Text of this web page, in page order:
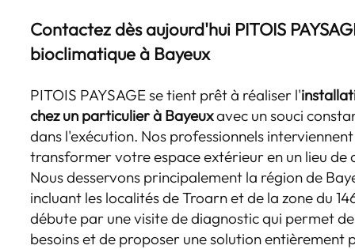
Contactez dès aujourd'hui PITOIS
bioclimatique à Bayeux
PITOIS PAYSAGE se tient prêt à réaliser l'
chez un particulier à Bayeuxavec un souci
dans l'exécution. Nos professionnels
transformer votre espace extérieur en un lieu
Nous desservons principalement la région de
incluant les localités de Troarn et de la zone du
débute par une visite de diagnostic qui permet
besoins et de proposer une solution entièrement